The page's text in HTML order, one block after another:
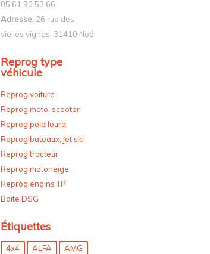
05.61.90.53.66
Adresse: 26 rue des
vielles vignes, 31410 Noé
Reprog type
véhicule
Reprog voiture
Reprog moto, scooter
Reprog poid lourd
Reprog bateaux, jet ski
Reprog tracteur
Reprog motoneige
Reprog engins TP
Boite DSG
Étiquettes
4x4 ALFA
AMG